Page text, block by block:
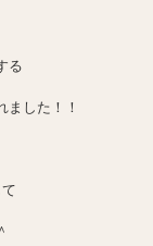
る
ました！！